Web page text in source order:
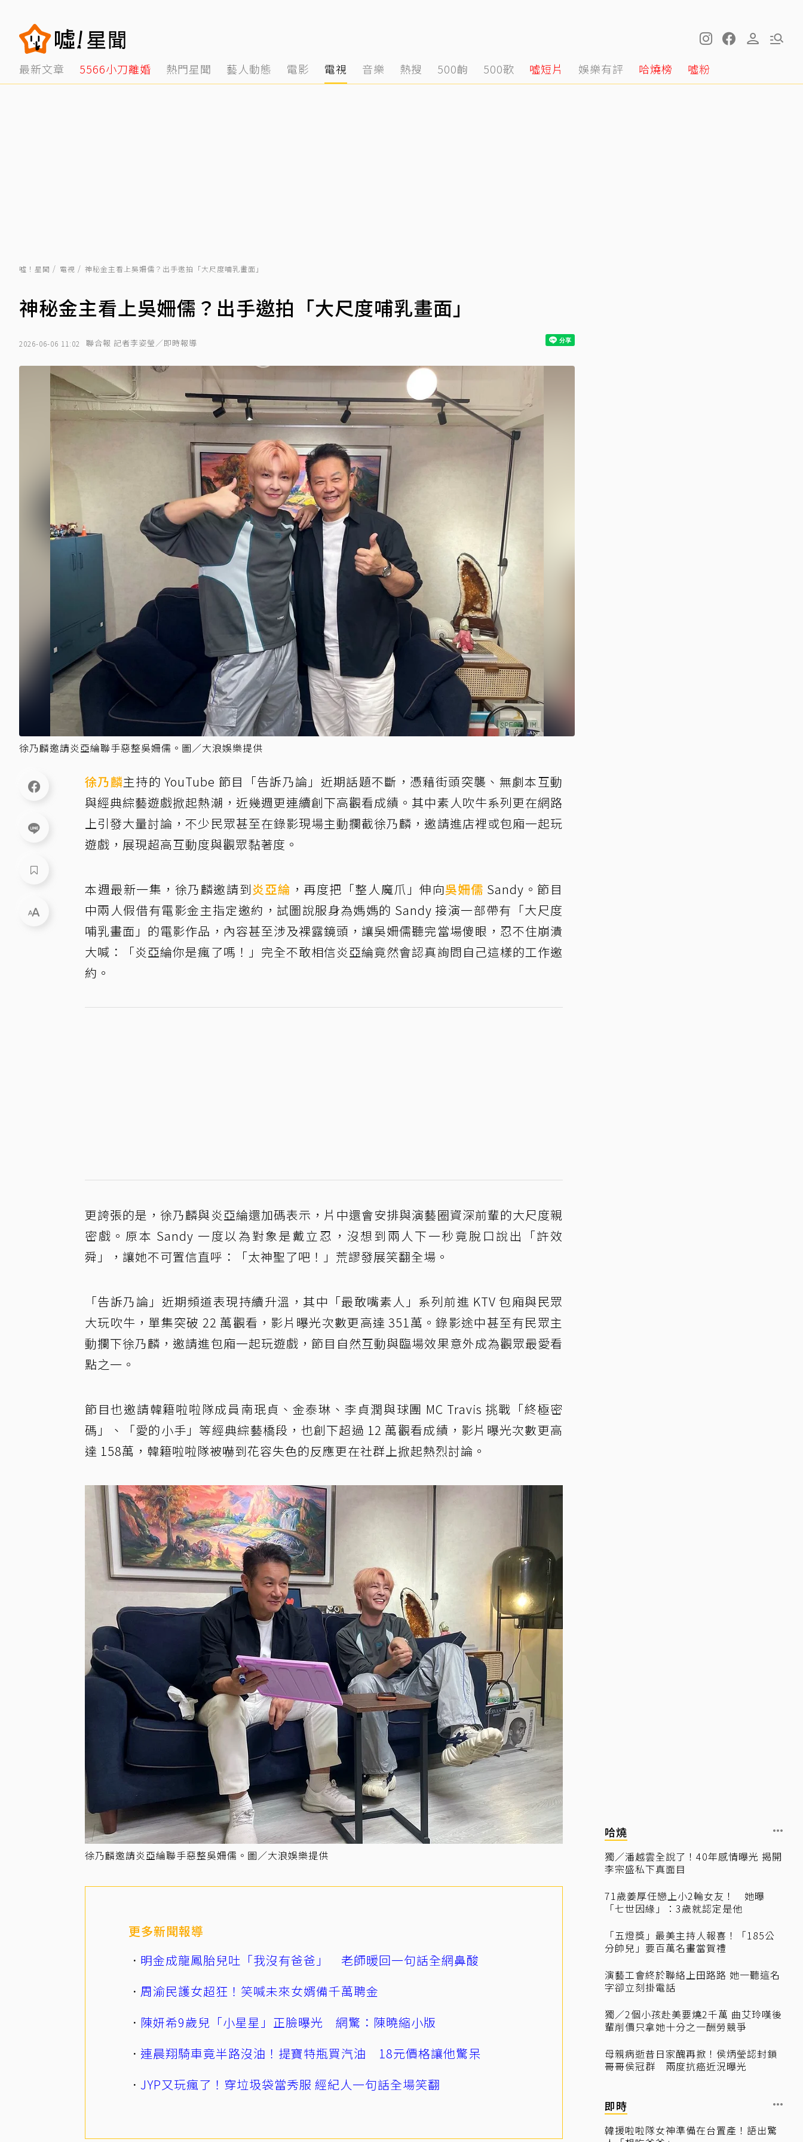
最新文章 5566小刀離婚 熱門星聞 藝人動態 電影 電視 音樂 熱搜 500齣 500歌 噓短片 娛樂有評 哈燒榜 噓粉
噓！星聞 電視 神秘金主看上吳姍儒？出手邀拍「大尺度哺乳畫面」
神秘金主看上吳姍儒？出手邀拍「大尺度哺乳畫面」
2026-06-06 11:02 聯合報 記者李姿瑩／即時報導
徐乃麟邀請炎亞綸聯手惡整吳姍儒。圖／大浪娛樂提供
徐乃麟主持的 YouTube 節目「告訴乃論」近期話題不斷，憑藉街頭突襲、無劇本互動
與經典綜藝遊戲掀起熱潮，近幾週更連續創下高觀看成績。其中素人吹牛系列更在網路
上引發大量討論，不少民眾甚至在錄影現場主動攔截徐乃麟，邀請進店裡或包廂一起玩
遊戲，展現超高互動度與觀眾黏著度。
本週最新一集，徐乃麟邀請到炎亞綸 ，再度把「整人魔爪」伸向吳姍儒 Sandy。節目
中兩人假借有電影金主指定邀約，試圖說服身為媽媽的 Sandy 接演一部帶有「大尺度
哺乳畫面」的電影作品，內容甚至涉及裸露鏡頭，讓吳姍儒聽完當場傻眼，忍不住崩潰
大喊：「炎亞綸你是瘋了嗎！」完全不敢相信炎亞綸竟然會認真詢問自己這樣的工作邀
約。
更誇張的是，徐乃麟與炎亞綸還加碼表示，片中還會安排與演藝圈資深前輩的大尺度親
密戲。原本 Sandy 一度以為對象是戴立忍，沒想到兩人下一秒竟脫口說出「許效
舜」，讓她不可置信直呼：「太神聖了吧！」荒謬發展笑翻全場。
「告訴乃論」近期頻道表現持續升溫，其中「最敢嘴素人」系列前進 KTV 包廂與民眾
大玩吹牛，單集突破 22 萬觀看，影片曝光次數更高達 351萬。錄影途中甚至有民眾主
動攔下徐乃麟，邀請進包廂一起玩遊戲，節目自然互動與臨場效果意外成為觀眾最愛看
點之一。
節目也邀請韓籍啦啦隊成員南珉貞、金泰琳、李貞潤與球團 MC Travis 挑戰「終極密
碼」、「愛的小手」等經典綜藝橋段，也創下超過 12 萬觀看成績，影片曝光次數更高
達 158萬，韓籍啦啦隊被嚇到花容失色的反應更在社群上掀起熱烈討論。
徐乃麟邀請炎亞綸聯手惡整吳姍儒。圖／大浪娛樂提供
更多新聞報導
明金成龍鳳胎兒吐「我沒有爸爸」 老師暖回一句話全網鼻酸
周渝民護女超狂！笑喊未來女婿備千萬聘金
陳妍希9歲兒「小星星」正臉曝光 網驚：陳曉縮小版
連晨翔騎車竟半路沒油！提寶特瓶買汽油 18元價格讓他驚呆
JYP又玩瘋了！穿垃圾袋當秀服 經紀人一句話全場笑翻
哈燒
獨／潘越雲全說了！40年感情曝光 揭開
李宗盛私下真面目
71歲姜厚任戀上小2輪女友！ 她曝
「七世因緣」：3歲就認定是他
「五燈獎」最美主持人報喜！「185公
分帥兒」要百萬名畫當賀禮
演藝工會終於聯絡上田路路 她一聽這名
字卻立刻掛電話
獨／2個小孩赴美要燒2千萬 曲艾玲嘆後
輩削價只拿她十分之一酬勞競爭
母親病逝昔日家醜再掀！侯炳瑩認封鎖
哥哥侯冠群 兩度抗癌近況曝光
即時
韓援啦啦隊女神準備在台置產！語出驚